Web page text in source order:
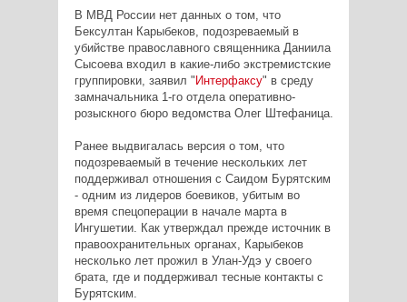
В МВД России нет данных о том, что
Бексултан Карыбеков, подозреваемый в
убийстве православного священника Даниила
Сысоева входил в какие-либо экстремистские
группировки, заявил " Интерфаксу" в среду
замначальника 1-го отдела оперативно-
розыскного бюро ведомства Олег Штефаница.
Ранее выдвигалась версия о том, что
подозреваемый в течение нескольких лет
поддерживал отношения с Саидом Бурятским
- одним из лидеров боевиков, убитым во
время спецоперации в начале марта в
Ингушетии. Как утверждал прежде источник в
правоохранительных органах, Карыбеков
несколько лет прожил в Улан-Удэ у своего
брата, где и поддерживал тесные контакты с
Бурятским.